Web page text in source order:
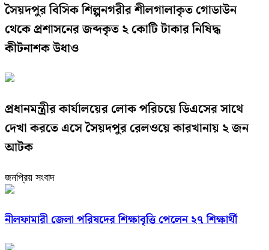
সৈয়দপুর বিসিক শিল্পনগরীর শীলগালাকৃত গোডাউন
থেকে প্রশাসনের জব্দকৃত ২ কোটি টাকার নিষিদ্ধ
কীটনাশক উধাও
প্রধানমন্ত্রীর কার্যালয়ের লোক পরিচয়ে ডিএসের সাথে
দেখা করতে এসে সৈয়দপুর রেলওয়ে কারখানায় ২ জন
আটক
জনপ্রিয় সংবাদ
নীলফামারী জেলা পরিষদের শিক্ষাবৃত্তি পেলেন ২৭ শিক্ষার্থী